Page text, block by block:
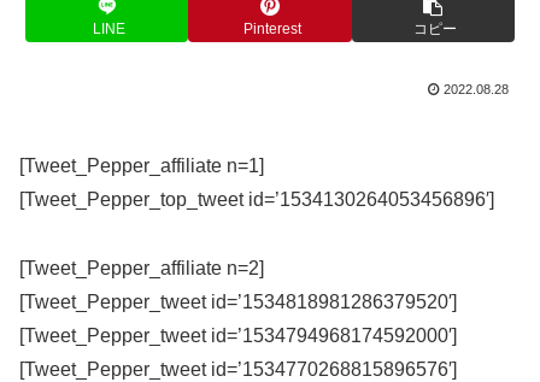
LINE Pinterest コピー
2022.08.28
[Tweet_Pepper_affiliate n=1]
[Tweet_Pepper_top_tweet id=’1534130264053456896′]
[Tweet_Pepper_affiliate n=2]
[Tweet_Pepper_tweet id=’1534818981286379520′]
[Tweet_Pepper_tweet id=’1534794968174592000′]
[Tweet_Pepper_tweet id=’1534770268815896576′]